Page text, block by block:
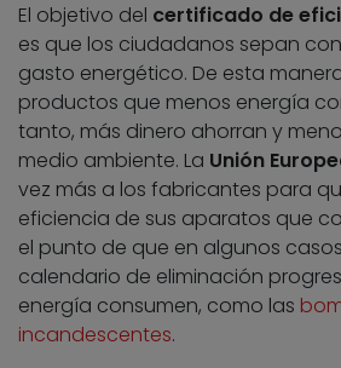
El objetivo del certificado de
es que los ciudadanos sepan
gasto energético. De esta
productos que menos energía
tanto, más dinero ahorran y
medio ambiente. La Unión
vez más a los fabricantes para
eficiencia de sus aparatos que
el punto de que en algunos
calendario de eliminación
energía consumen, como las
incandescentes.